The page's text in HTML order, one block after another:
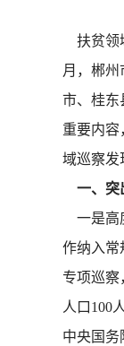
扶贫领
月，郴
市、桂东
重要内容
域巡察发
一、突
一是高
作纳入常
专项巡察
人口100
中央国务